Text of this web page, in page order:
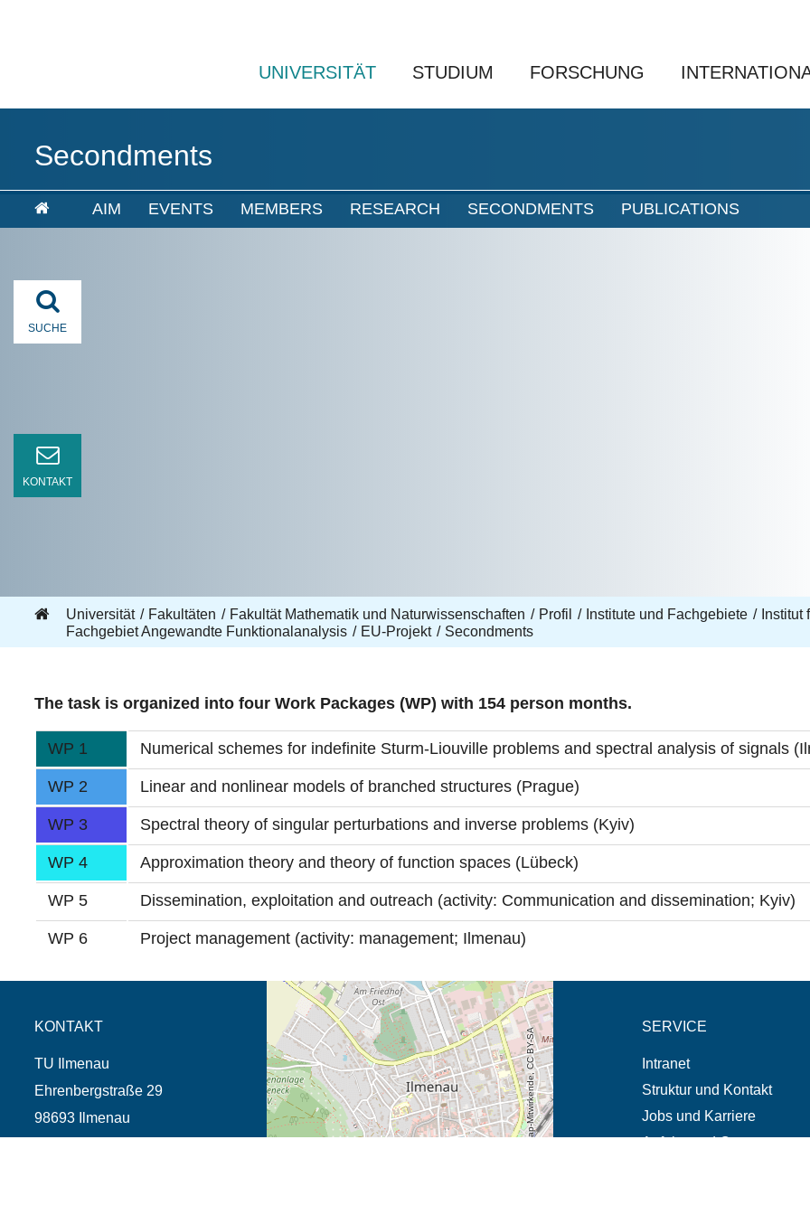
UNIVERSITÄT STUDIUM FORSCHUNG
Secondments
AIM EVENTS MEMBERS RESEARCH SECONDMENTS PUBLICATIONS
SUCHE
KONTAKT
Universität Fakultäten Fakultät Mathematik und Naturwissenschaften Profil Institute und Fachgebiete Institut
Fachgebiet Angewandte Funktionalanalysis
EU-Projekt Secondments
The task is organized into four Work Packages (WP) with 154 person months.
WP 1 Numerical schemes for indefinite Sturm-Liouville problems and spectral analysis of signals
WP 2 Linear and nonlinear models of branched structures (Prague)
WP 3 Spectral theory of singular perturbations and inverse problems (Kyiv)
WP 4 Approximation theory and theory of function spaces (Lübeck)
WP 5 Dissemination, exploitation and outreach (activity: Communication and dissemination; Kyiv)
WP 6 Project management (activity: management; Ilmenau)
KONTAKT
TU Ilmenau
Ehrenbergstraße 29
98693 Ilmenau
Öffnet die Anfahrtsbeschreibung in neuem
Tab (Karte)
© OpenStreetMap-Mitwirkende, CC BY-SA SERVICE
Intranet
Struktur und Kontakt
Jobs und Karriere
Anfahrt und Campus